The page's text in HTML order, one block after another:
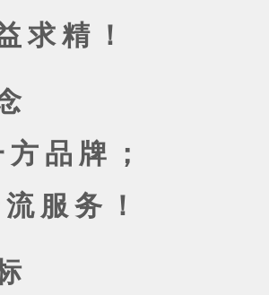
求精！
品牌；
一流服务！